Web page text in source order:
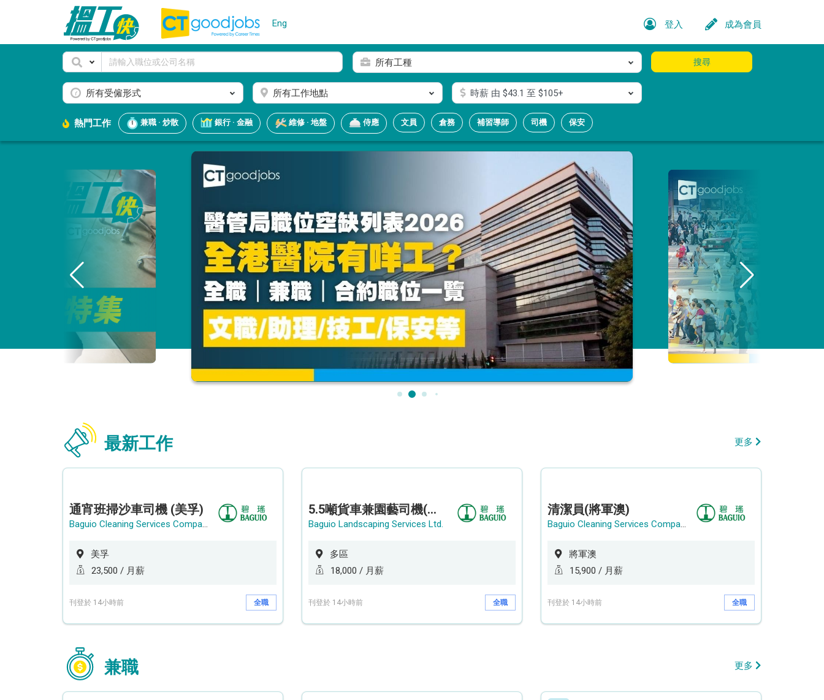
Eng 登入 成為會員
所有工種
所有受僱形式 所有工作地點 時薪由 $43.1 至 $105+
搜尋
熱門工作 兼職 · 炒散 銀行 · 金融 維修 · 地盤 侍應 文員 倉務 補習導師 司機 保安
最新工作 更多
通宵班掃沙車司機 (美孚)
Baguio Cleaning Services Company Limited
美孚
23,500 / 月薪
刊登於 14小時前 全職
5.5噸貨車兼園藝司機(港九新界)
Baguio Landscaping Services Ltd.
多區
18,000 / 月薪
刊登於 14小時前 全職
清潔員(將軍澳)
Baguio Cleaning Services Company Limited
將軍澳
15,900 / 月薪
刊登於 14小時前 全職
兼職 更多